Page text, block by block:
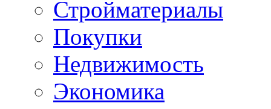
Стройматериалы
Покупки
Недвижимость
Экономика